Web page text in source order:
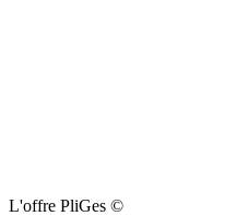
L'offre PliGes ©